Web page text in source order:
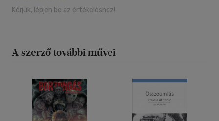
Kérjük, lépjen be az értékeléshez!
A szerző további művei